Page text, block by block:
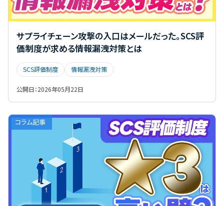
サプライチェーン攻撃の入口はメールだった。SCS評
価制度が求める情報漏洩対策とは
SCS評価制度 情報漏洩対策
公開日：2026年05月22日
コラム記事